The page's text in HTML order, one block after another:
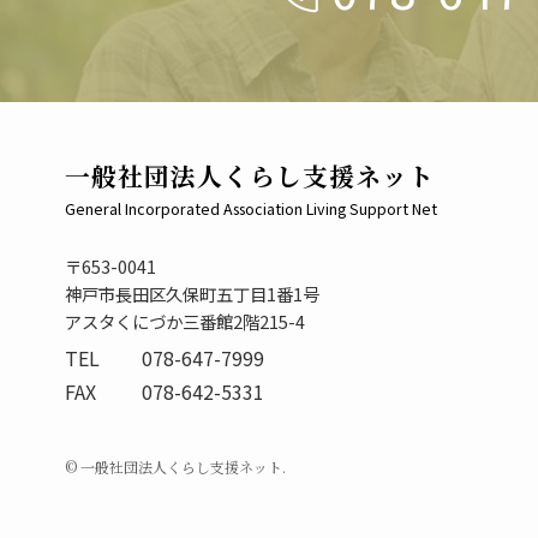
一般社団法人くらし支援ネット
General Incorporated Association Living Support Net
〒653-0041
神戸市長田区久保町五丁目1番1号
アスタくにづか三番館2階215-4
TEL
078-647-7999
FAX
078-642-5331
© 一般社団法人くらし支援ネット.